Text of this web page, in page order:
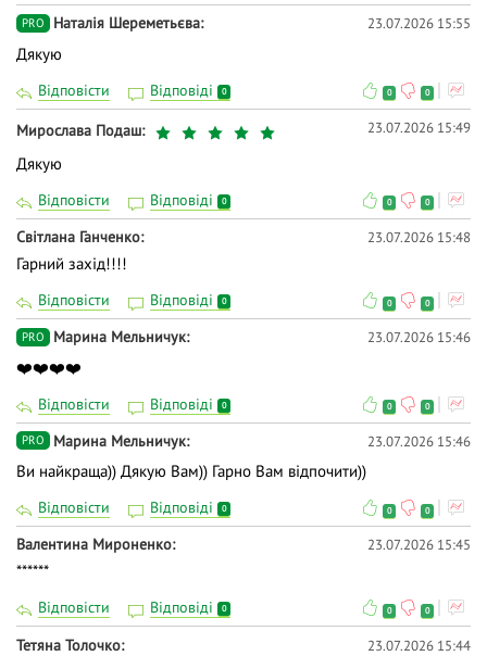
PRO Наталія Шереметьєва 23.07.2026 15:55
Дякую
Відповісти Відповіді 0 0 0
Мирослава Подаш 23.07.2026 15:49
Дякую
Відповісти Відповіді 0 0 0
Світлана Ганченко 23.07.2026 15:48
Гарний захід!!!!
Відповісти Відповіді 0 0 0
PRO Марина Мельничук 23.07.2026 15:46
❤️❤️❤️❤️
Відповісти Відповіді 0 0 0
PRO Марина Мельничук 23.07.2026 15:46
Ви найкраща)) Дякую Вам)) Гарно Вам відпочити))
Відповісти Відповіді 0 0 0
Валентина Мироненко 23.07.2026 15:45
******
Відповісти Відповіді 0 0 0
Тетяна Толочко 23.07.2026 15:44